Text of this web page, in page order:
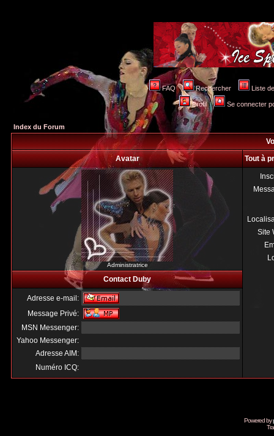
FAQ Rechercher Liste
Profil Se connecter
Index du Forum
Avatar
Tout à
Administratrice
Site
Contact Duby
Adresse e-mail:
Message Privé:
MSN Messenger:
Yahoo Messenger:
Adresse AIM:
Numéro ICQ:
Powered by